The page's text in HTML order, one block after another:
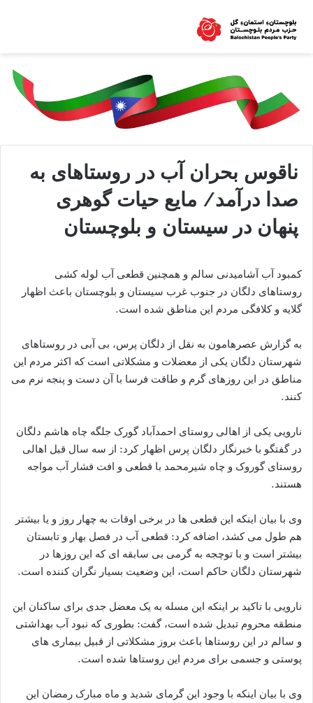
ناقوس بحران آب در روستاهای به
صدا درآمد/ مایع حیات گوهری
پنهان در سیستان و بلوچستان
کمبود آب آشامیدنی سالم و همچنین قطعی آب لوله کشی
روستاهای دلگان در جنوب غرب سیستان و بلوچستان باعث اظهار
گلایه و کلافگی مردم این مناطق شده است.
به گزارش عصرهامون به نقل از دلگان پرس، بی آبی در روستاهای
شهرستان دلگان یکی از معضلات و مشکلاتی است که اکثر مردم این
مناطق در این روزهای گرم و طاقت فرسا با آن دست و پنجه نرم می
کنند.
نارویی یکی از اهالی روستای احمدآباد گورک جلگه چاه هاشم دلگان
در گفتگو با خبرنگار دلگان پرس اظهار کرد: از سه سال قبل اهالی
روستای گوروک و چاه شیرمحمد با قطعی و افت فشار آب مواجه
هستند.
وی با بیان اینکه این قطعی ها در برخی اوقات به چهار روز و یا بیشتر
هم طول می کشد، اضافه کرد: قطعی آب در فصل بهار و تابستان
بیشتر است و با توچجه به گرمی بی سابقه ای که این روزها در
شهرستان دلگان حاکم است، این وضعیت بسیار نگران کننده است.
نارویی با تاکید بر اینکه این مسله به یک معضل جدی برای ساکنان این
منطقه محروم تبدیل شده است، گفت: بطوری که نبود آب بهداشتی
و سالم در این روستاها باعث بروز مشکلاتی از قبیل بیماری های
پوستی و جسمی برای مردم این روستاها شده است.
وی با بیان اینکه با وجود این گرمای شدید و ماه مبارک رمضان این